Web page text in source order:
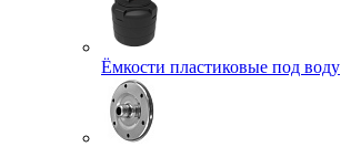
Ёмкости пластиковые под воду